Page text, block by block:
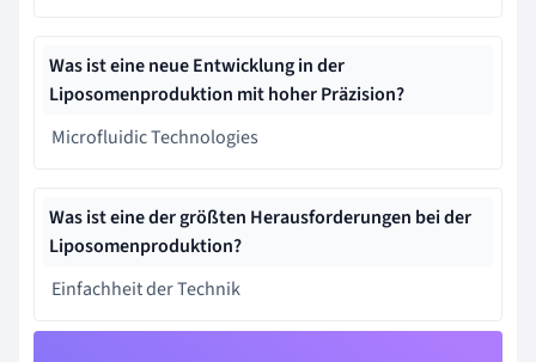
Was ist eine neue Entwicklung in der
Liposomenproduktion mit hoher Präzision?
Microfluidic Technologies
Was ist eine der größten Herausforderungen bei der
Liposomenproduktion?
Einfachheit der Technik